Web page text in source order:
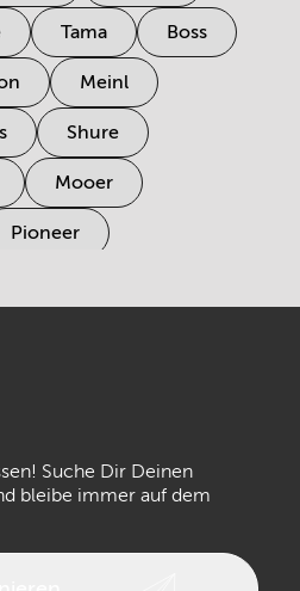
Tama Boss
Meinl
Shure
Mooer
Pioneer
Epiphone
Suche Dir Deinen
bleibe immer auf dem